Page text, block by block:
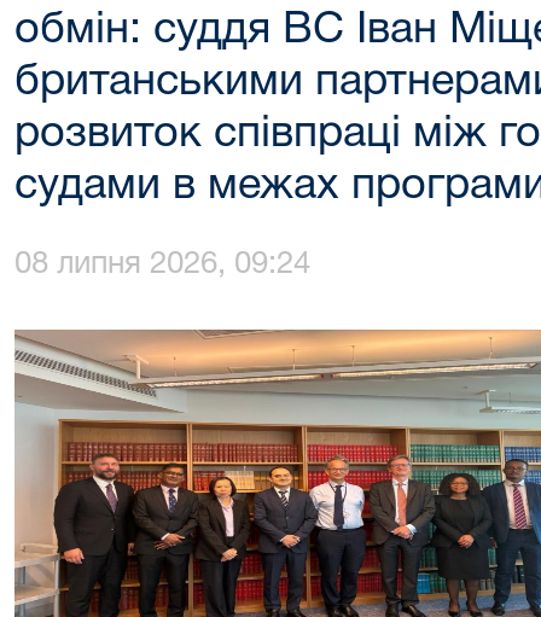
обмін: суддя ВС Іван
британськими
розвиток співпраці між
судами в межах
08 липня 2026, 09:24